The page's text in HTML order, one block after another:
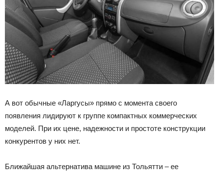
А вот обычные «Ларгусы» прямо с момента своего
появления лидируют к группе компактных коммерческих
моделей. При их цене, надежности и простоте конструкции
конкурентов у них нет.
Ближайшая альтернатива машине из Тольятти – ее